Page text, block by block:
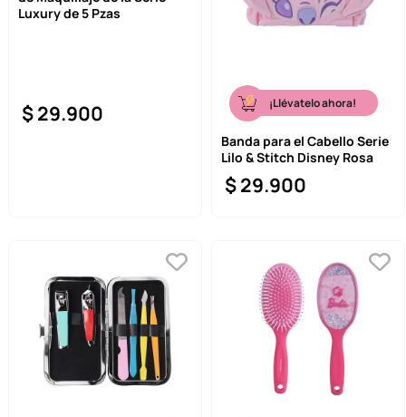
Luxury de 5 Pzas
$29.900 ¡Llévatelo ahora!
Banda para el Cabello Serie
Lilo & Stitch Disney Rosa
$29.900